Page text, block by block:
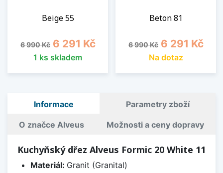
Beige 55
Běžná cena
6 990 Kč Cena
6 291 Kč
1 ks skladem
Beton 81
Běžná cena
6 990 Kč Cena
6 291 Kč
Na dotaz
Informace Parametry zboží
O značce Alveus Možnosti a ceny dopravy
Kuchyňský dřez Alveus Formic 20 White 11
Materiál: Granit (Granital)